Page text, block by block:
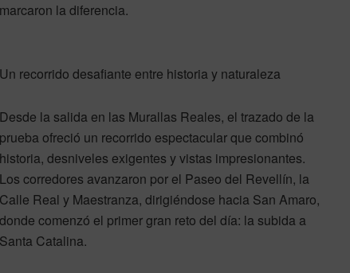
marcaron la diferencia.
Un recorrido desafiante entre historia y naturaleza
Desde la salida en las Murallas Reales, el trazado de la
prueba ofreció un recorrido espectacular que combinó
historia, desniveles exigentes y vistas impresionantes.
Los corredores avanzaron por el Paseo del Revellín, la
Calle Real y Maestranza, dirigiéndose hacia San Amaro,
donde comenzó el primer gran reto del día: la subida a
Santa Catalina.